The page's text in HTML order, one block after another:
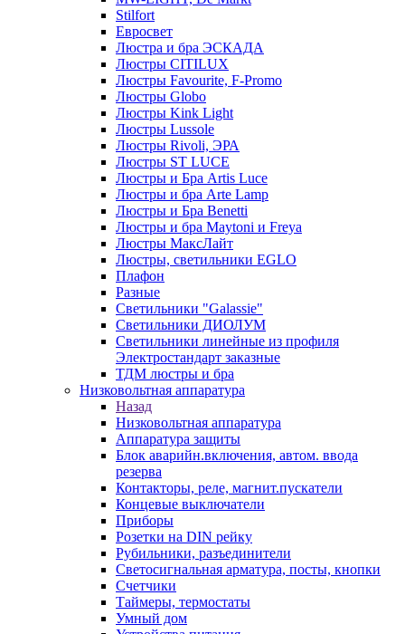
Stilfort
Евросвет
Люстра и бра ЭСКАДА
Люстры CITILUX
Люстры Favourite, F-Promo
Люстры Globo
Люстры Kink Light
Люстры Lussole
Люстры Rivoli, ЭРА
Люстры ST LUCE
Люстры и Бра Artis Luce
Люстры и бра Arte Lamp
Люстры и Бра Benetti
Люстры и бра Maytoni и Freya
Люстры МаксЛайт
Люстры, светильники EGLO
Плафон
Разные
Светильники "Galassie"
Светильники ДИОЛУМ
Светильники линейные из профиля
Электростандарт заказные
ТДМ люстры и бра
Низковольтная аппаратура
Назад
Низковольтная аппаратура
Аппаратура защиты
Блок аварийн.включения, автом. ввода
резерва
Контакторы, реле, магнит.пускатели
Концевые выключатели
Приборы
Розетки на DIN рейку
Рубильники, разъединители
Светосигнальная арматура, посты, кнопки
Счетчики
Таймеры, термостаты
Умный дом